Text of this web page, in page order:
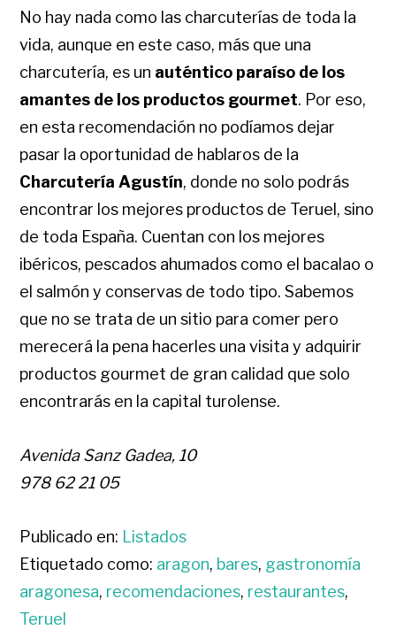
No hay nada como las charcuterías de toda la
vida, aunque en este caso, más que una
charcutería, es un auténtico paraíso de los
amantes de los productos gourmet. Por eso,
en esta recomendación no podíamos dejar
pasar la oportunidad de hablaros de la
Charcutería Agustín, donde no solo podrás
encontrar los mejores productos de Teruel, sino
de toda España. Cuentan con los mejores
ibéricos, pescados ahumados como el bacalao o
el salmón y conservas de todo tipo. Sabemos
que no se trata de un sitio para comer pero
merecerá la pena hacerles una visita y adquirir
productos gourmet de gran calidad que solo
encontrarás en la capital turolense.
Avenida Sanz Gadea, 10
978 62 21 05
Publicado en: Listados
Etiquetado como: aragon, bares, gastronomía
aragonesa, recomendaciones, restaurantes,
Teruel